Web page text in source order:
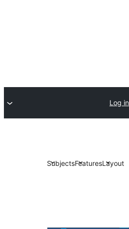
Log in
Layout
Features
Subjects